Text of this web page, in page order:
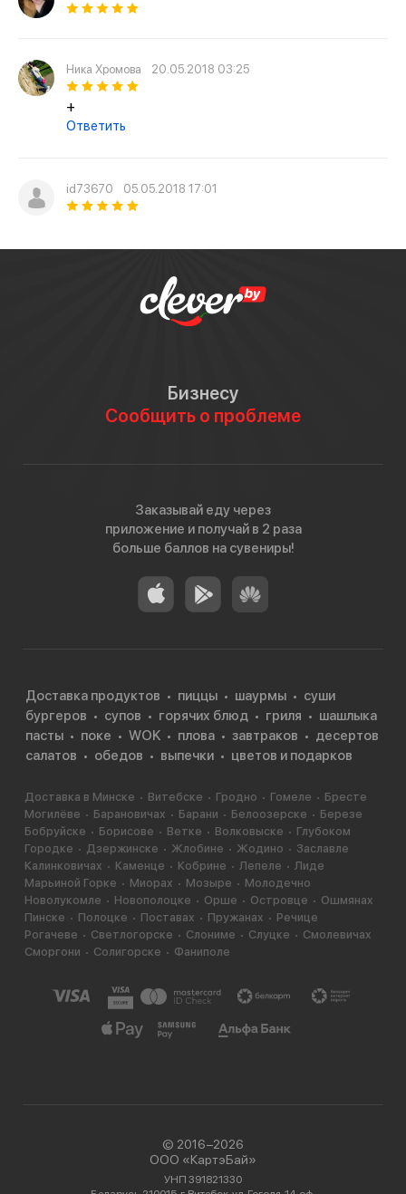
Ника Хромова 20.05.2018 03:25
+
Ответить
id73670 05.05.2018 17:01
Бизнесу
Сообщить о проблеме
Заказывай еду через
приложение и получай в 2 раза
больше баллов на сувениры!
Доставка продуктов пиццы шаурмы
суши
бургеров
супов горячих блюд гриля
шашлыка
пасты
поке WOK плова завтраков
десертов
салатов
обедов выпечки цветов и подарков
Доставка в Минске Витебске Гродно Гомеле
Бресте
Могилёве
Барановичах Барани Белоозерске
Березе
Бобруйске
Борисове Ветке Волковыске
Глубоком
Городке
Дзержинске Жлобине Жодино
Заславле
Калинковичах
Каменце Кобрине Лепеле
Лиде
Марьиной Горке
Миорах Мозыре
Молодечно
Новолукомле
Новополоцке Орше Островце
Ошмянах
Пинске
Полоцке Поставах Пружанах
Речице
Рогачеве
Светлогорске Слониме Слуцке
Смолевичах
Сморгони
Солигорске Фаниполе
© 2016−2026
ООО «КартэБай»
УНП 391821330